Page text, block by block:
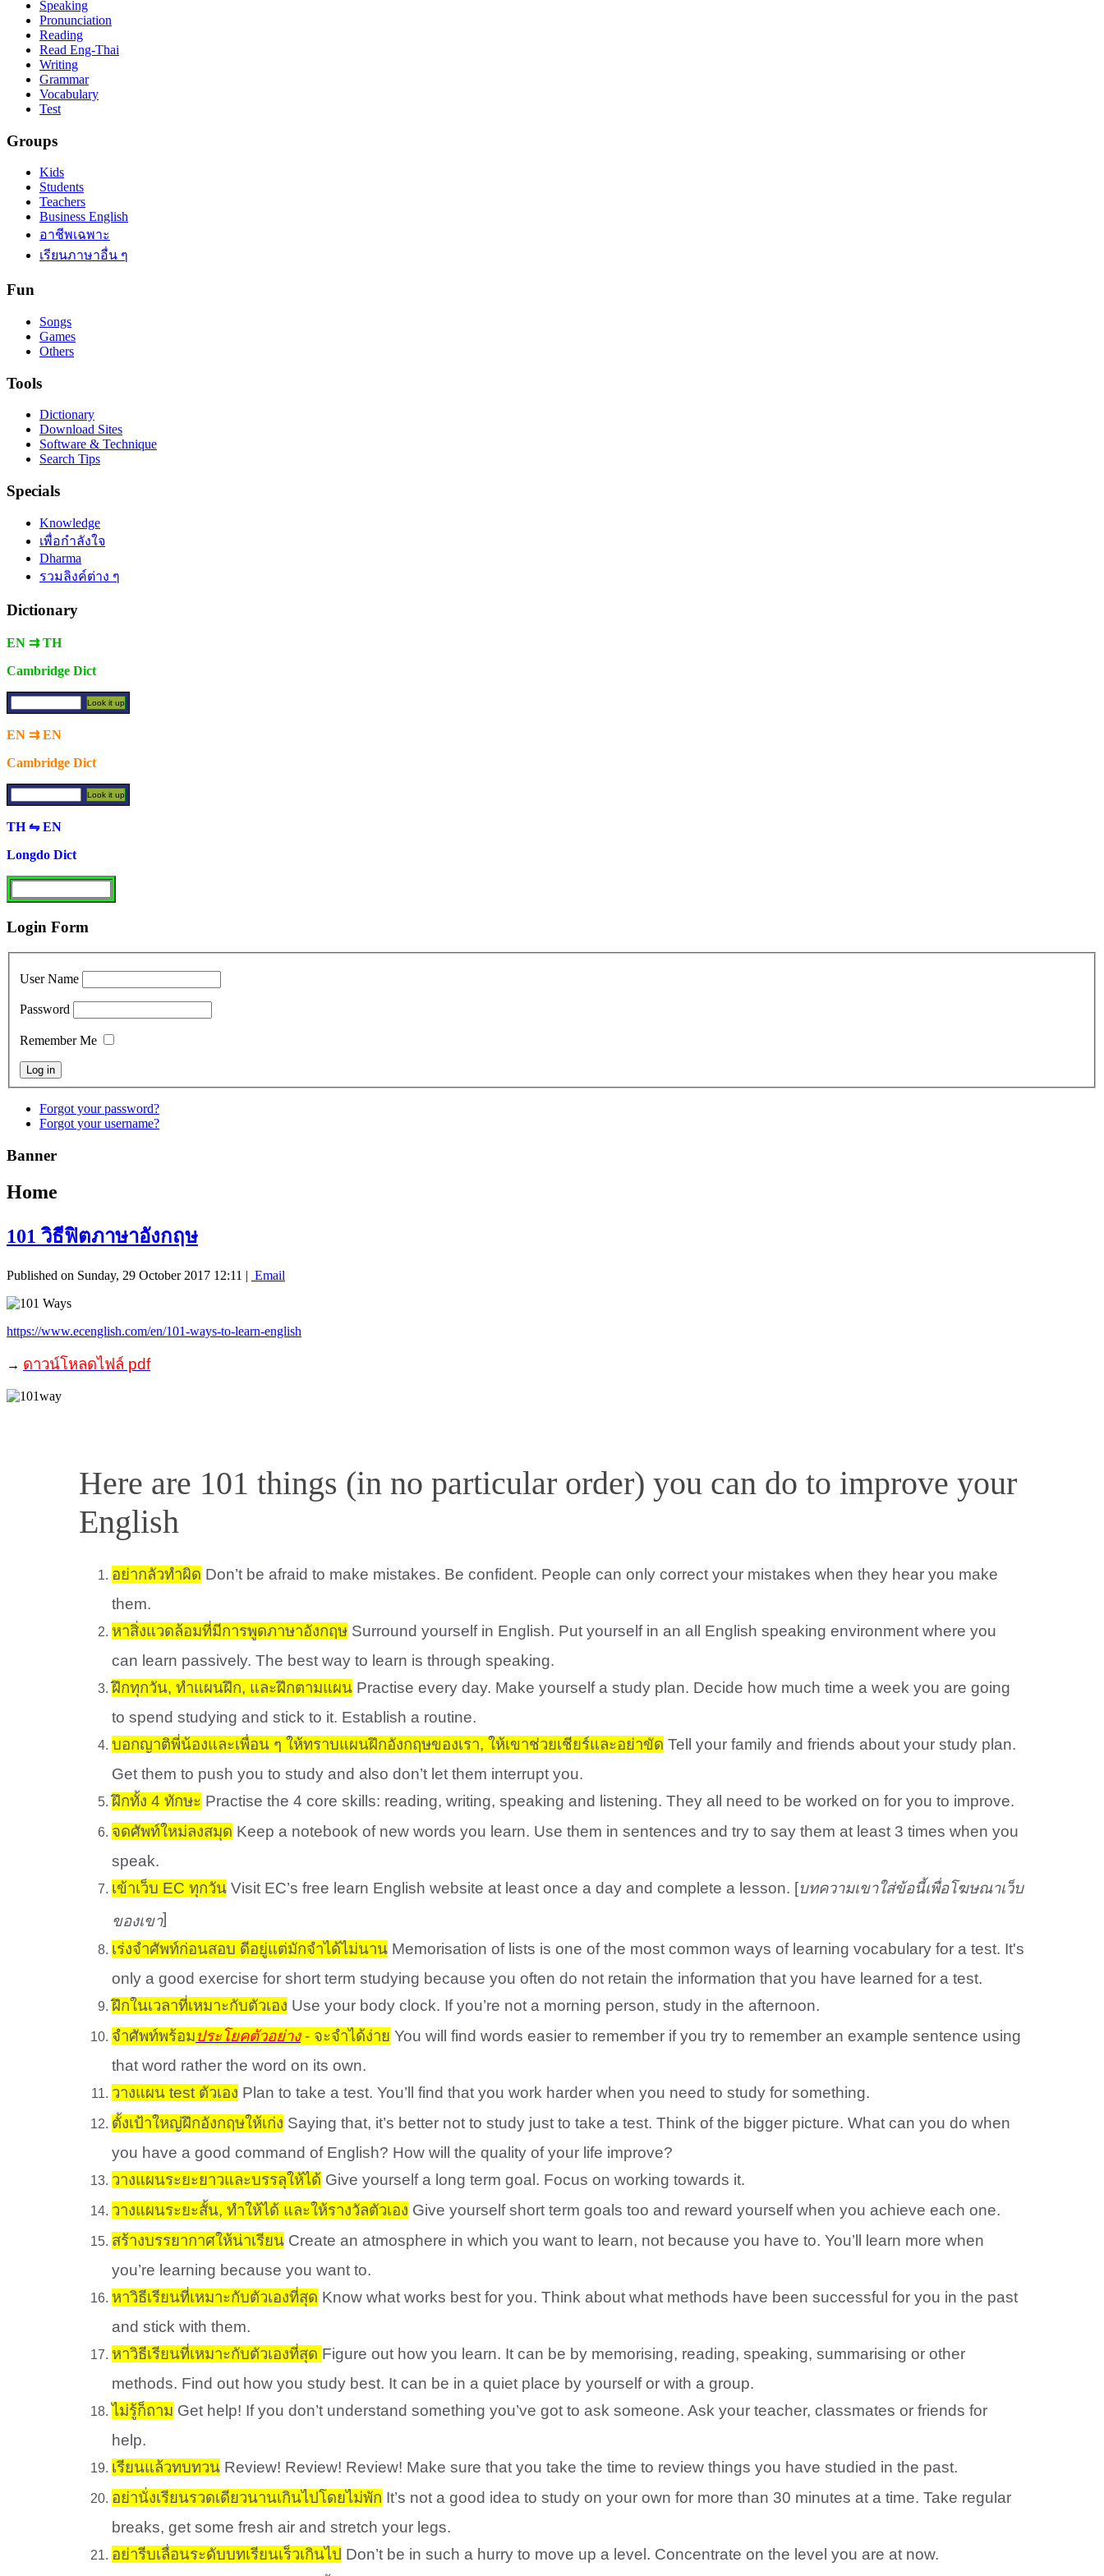
Speaking
Pronunciation
Reading
Read Eng-Thai
Writing
Grammar
Vocabulary
Test
Groups
Kids
Students
Teachers
Business English
อาชีพเฉพาะ
เรียนภาษาอื่น ๆ
Fun
Songs
Games
Others
Tools
Dictionary
Download Sites
Software & Technique
Search Tips
Specials
Knowledge
เพื่อกำลังใจ
Dharma
รวมลิงค์ต่าง ๆ
Dictionary
EN ⇉ TH
Cambridge Dict
EN ⇉ EN
Cambridge Dict
TH ⇋ EN
Longdo Dict
Login Form
User Name
Password
Remember Me
Forgot your password?
Forgot your username?
Banner
Home
101 วิธีฟิตภาษาอังกฤษ
Published on Sunday, 29 October 2017 12:11 | Email
https://www.ecenglish.com/en/101-ways-to-learn-english
→ ดาวน์โหลดไฟล์ pdf
Here are 101 things (in no particular order) you can do to improve your
English
อย่ากลัวทำผิด Don’t be afraid to make mistakes. Be confident. People can only correct your mistakes when they hear you make
them.
หาสิ่งแวดล้อมที่มีการพูดภาษาอังกฤษ Surround yourself in English. Put yourself in an all English speaking environment where you
can learn passively. The best way to learn is through speaking.
ฝึกทุกวัน, ทำแผนฝึก, และฝึกตามแผน Practise every day. Make yourself a study plan. Decide how much time a week you are going
to spend studying and stick to it. Establish a routine.
บอกญาติพี่น้องและเพื่อน ๆ ให้ทราบแผนฝึกอังกฤษของเรา, ให้เขาช่วยเชียร์และอย่าขัด Tell your family and friends about your study plan.
Get them to push you to study and also don’t let them interrupt you.
ฝึกทั้ง 4 ทักษะ Practise the 4 core skills: reading, writing, speaking and listening. They all need to be worked on for you to improve.
จดศัพท์ใหม่ลงสมุด Keep a notebook of new words you learn. Use them in sentences and try to say them at least 3 times when you
speak.
เข้าเว็บ EC ทุกวัน Visit EC’s free learn English website at least once a day and complete a lesson. [บทความเขาใส่ข้อนี้เพื่อโฆษณาเว็บ
ของเขา]
เร่งจำศัพท์ก่อนสอบ ดีอยู่แต่มักจำได้ไม่นาน Memorisation of lists is one of the most common ways of learning vocabulary for a test. It's
only a good exercise for short term studying because you often do not retain the information that you have learned for a test.
ฝึกในเวลาที่เหมาะกับตัวเอง Use your body clock. If you’re not a morning person, study in the afternoon.
จำศัพท์พร้อมประโยคตัวอย่าง- จะจำได้ง่าย You will find words easier to remember if you try to remember an example sentence using
that word rather the word on its own.
วางแผน test ตัวเอง Plan to take a test. You’ll find that you work harder when you need to study for something.
ตั้งเป้าใหญ่ฝึกอังกฤษให้เก่ง Saying that, it’s better not to study just to take a test. Think of the bigger picture. What can you do when
you have a good command of English? How will the quality of your life improve?
วางแผนระยะยาวและบรรลุให้ได้ Give yourself a long term goal. Focus on working towards it.
วางแผนระยะสั้น, ทำให้ได้ และให้รางวัลตัวเอง Give yourself short term goals too and reward yourself when you achieve each one.
สร้างบรรยากาศให้น่าเรียน Create an atmosphere in which you want to learn, not because you have to. You’ll learn more when
you’re learning because you want to.
หาวิธีเรียนที่เหมาะกับตัวเองที่สุด Know what works best for you. Think about what methods have been successful for you in the past
and stick with them.
หาวิธีเรียนที่เหมาะกับตัวเองที่สุด Figure out how you learn. It can be by memorising, reading, speaking, summarising or other
methods. Find out how you study best. It can be in a quiet place by yourself or with a group.
ไม่รู้ก็ถาม Get help! If you don’t understand something you’ve got to ask someone. Ask your teacher, classmates or friends for
help.
เรียนแล้วทบทวน Review! Review! Review! Make sure that you take the time to review things you have studied in the past.
อย่านั่งเรียนรวดเดียวนานเกินไปโดยไม่พัก It’s not a good idea to study on your own for more than 30 minutes at a time. Take regular
breaks, get some fresh air and stretch your legs.
อย่ารีบเลื่อนระดับบทเรียนเร็วเกินไป Don’t be in such a hurry to move up a level. Concentrate on the level you are at now.